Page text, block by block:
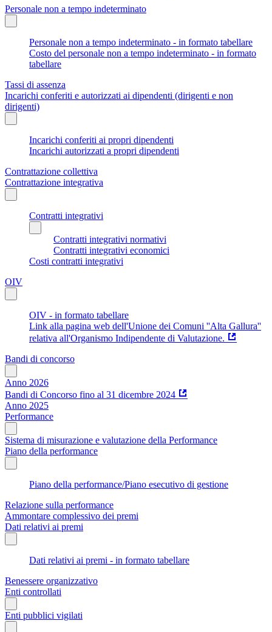
Personale non a tempo indeterminato
Personale non a tempo indeterminato - in formato tabellare
Costo del personale non a tempo indeterminato - in formato
tabellare
Tassi di assenza
Incarichi conferiti e autorizzati ai dipendenti (dirigenti e non
dirigenti)
Incarichi conferiti ai propri dipendenti
Incarichi autorizzati a propri dipendenti
Contrattazione collettiva
Contrattazione integrativa
Contratti integrativi
Contratti integrativi normativi
Contratti integrativi economici
Costi contratti integrativi
OIV
OIV - in formato tabellare
Link alla pagina web dell'Unione dei Comuni ''Alta Gallura''
relativa all'Organismo Indipendente di Valutazione.
Bandi di concorso
Anno 2026
Bandi di Concorso fino al 31 dicembre 2024
Anno 2025
Performance
Sistema di misurazione e valutazione della Performance
Piano della performance
Piano della performance/Piano esecutivo di gestione
Relazione sulla performance
Ammontare complessivo dei premi
Dati relativi ai premi
Dati relativi ai premi - in formato tabellare
Benessere organizzativo
Enti controllati
Enti pubblici vigilati